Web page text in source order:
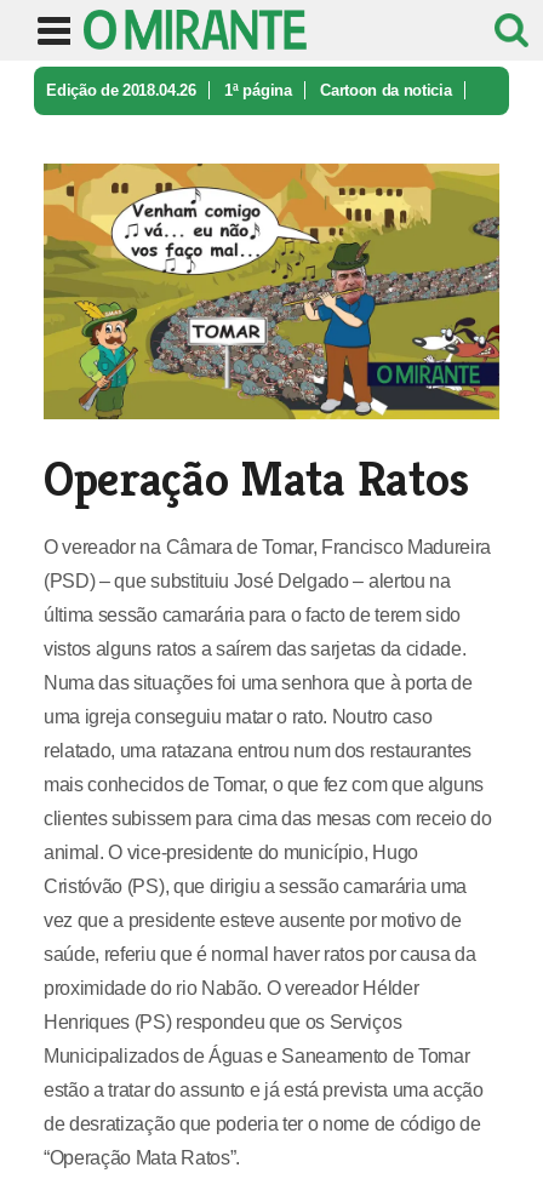
Edição de 2018.04.26 1ª página Cartoon da noticia
Operação Mata Ratos
O vereador na Câmara de Tomar, Francisco Madureira
(PSD) – que substituiu José Delgado – alertou na
última sessão camarária para o facto de terem sido
vistos alguns ratos a saírem das sarjetas da cidade.
Numa das situações foi uma senhora que à porta de
uma igreja conseguiu matar o rato. Noutro caso
relatado, uma ratazana entrou num dos restaurantes
mais conhecidos de Tomar, o que fez com que alguns
clientes subissem para cima das mesas com receio do
animal. O vice-presidente do município, Hugo
Cristóvão (PS), que dirigiu a sessão camarária uma
vez que a presidente esteve ausente por motivo de
saúde, referiu que é normal haver ratos por causa da
proximidade do rio Nabão. O vereador Hélder
Henriques (PS) respondeu que os Serviços
Municipalizados de Águas e Saneamento de Tomar
estão a tratar do assunto e já está prevista uma acção
de desratização que poderia ter o nome de código de
“Operação Mata Ratos”.